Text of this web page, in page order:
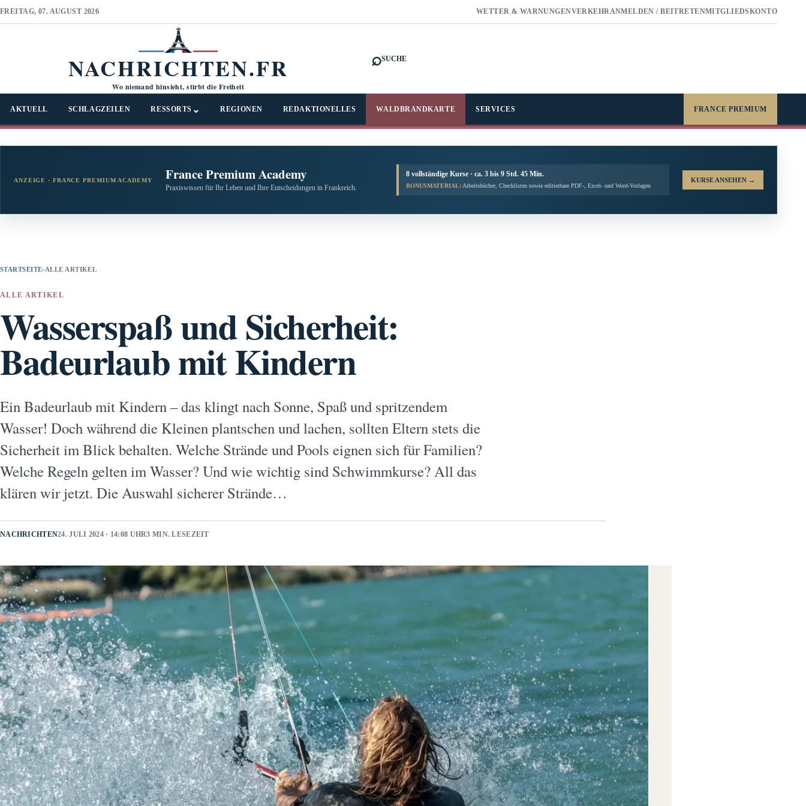
FREITAG, 07. AUGUST 2026 WETTER & WARNUNGENVERKEHRANMELDEN / BEITRETENMITGLIEDSKONTO
NACHRICHTEN.FR
Wo niemand hinsieht, stirbt die Freiheit
⌕SUCHE
AKTUELL SCHLAGZEILEN RESSORTS ⌄ REGIONEN REDAKTIONELLES WALDBRANDKARTE SERVICES FRANCE PREMIUM
ANZEIGE · FRANCE PREMIUM ACADEMY France Premium Academy
Praxiswissen für Ihr Leben und Ihre Entscheidungen in Frankreich.
8 vollständige Kurse · ca. 3 bis 9 Std. 45 Min.
BONUSMATERIAL: Arbeitsbücher, Checklisten sowie editierbare PDF-, Excel- und Word-Vorlagen
KURSE ANSEHEN →
STARTSEITE› ALLE ARTIKEL
ALLE ARTIKEL
Wasserspaß und Sicherheit:
Badeurlaub mit Kindern
Ein Badeurlaub mit Kindern – das klingt nach Sonne, Spaß und spritzendem
Wasser! Doch während die Kleinen plantschen und lachen, sollten Eltern stets die
Sicherheit im Blick behalten. Welche Strände und Pools eignen sich für Familien?
Welche Regeln gelten im Wasser? Und wie wichtig sind Schwimmkurse? All das
klären wir jetzt. Die Auswahl sicherer Strände…
NACHRICHTEN24. JULI 2024 · 14:08 UHR3 MIN. LESEZEIT